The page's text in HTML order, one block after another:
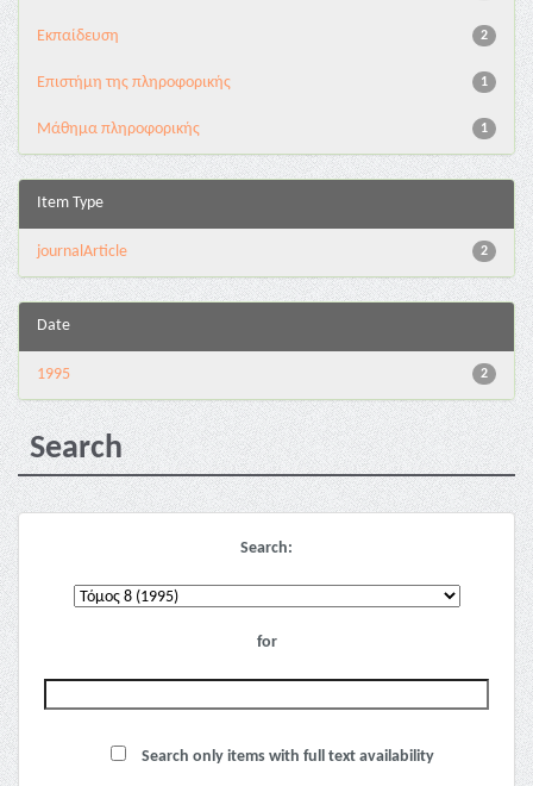
2
Εκπαίδευση
1
Επιστήμη της πληροφορικής
1
Μάθημα πληροφορικής
Item Type
2
journalArticle
Date
2
1995
Search
Search:
for
Search only items with full text availability